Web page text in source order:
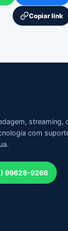
Copiar link
streaming,
com
99628-9266